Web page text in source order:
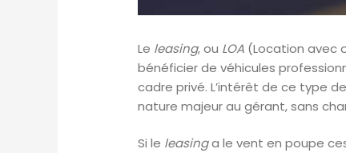
Le leasing, ou LOA (Location avec
bénéficier de véhicules
cadre privé. L’intérêt de ce type
nature majeur au gérant, sans
Si le leasinga le vent en poupe